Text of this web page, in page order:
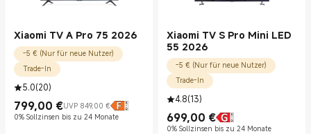
Xiaomi TV A Pro 75 2026
-5 € (Nur für neue Nutzer)
Trade-In
5.0(20)
799,00 €
Current Price €799.00UVP 849,00 €
UVP 849,00 €
0% Sollzinsen bis zu 24 Monate
Xiaomi TV S Pro Mini LED
55 2026
-5 € (Nur für neue Nutzer)
Trade-In
4.8(13)
699,00 €
Current Price €699.00
0% Sollzinsen bis zu 24 Monate